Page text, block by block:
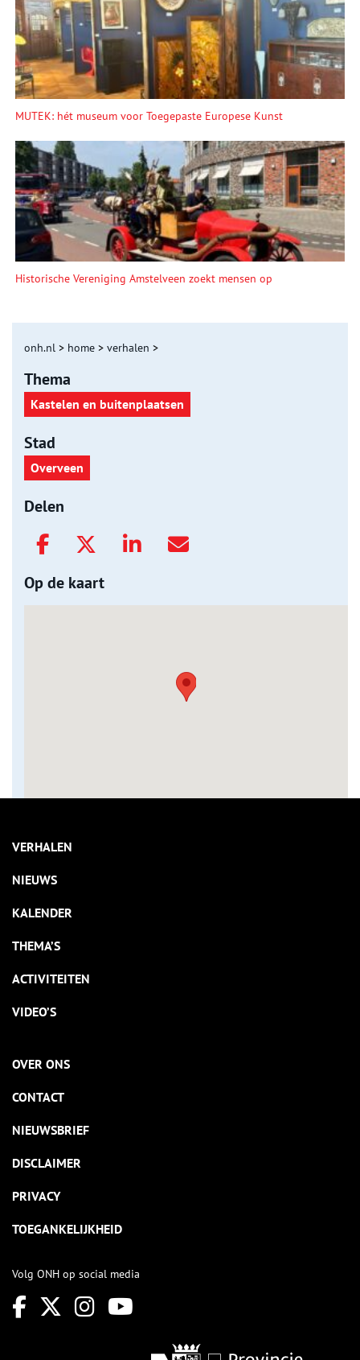
MUTEK: hét museum voor Toegepaste Europese Kunst
Historische Vereniging Amstelveen zoekt mensen op
onh.nl > home > verhalen >
Thema
Kastelen en buitenplaatsen
Stad
Overveen
Delen
Op de kaart
VERHALEN
NIEUWS
KALENDER
THEMA’S
ACTIVITEITEN
VIDEO’S
OVER ONS
CONTACT
NIEUWSBRIEF
DISCLAIMER
PRIVACY
TOEGANKELIJKHEID
Volg ONH op social media